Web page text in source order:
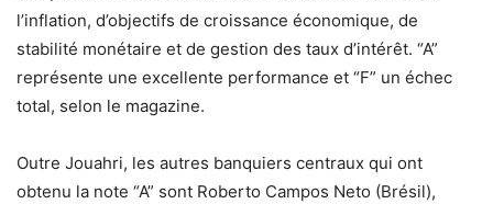
l’inflation, d’objectifs de croissance économique, de
stabilité monétaire et de gestion des taux d’intérêt. “A”
représente une excellente performance et “F” un échec
total, selon le magazine.
Outre Jouahri, les autres banquiers centraux qui ont
obtenu la note “A” sont Roberto Campos Neto (Brésil),